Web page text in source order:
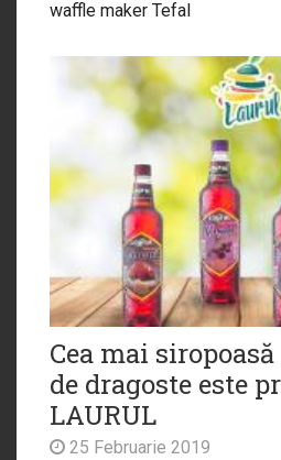
waffle maker Tefal
Cea mai
de dragoste este
LAURUL
25 Februarie 2019